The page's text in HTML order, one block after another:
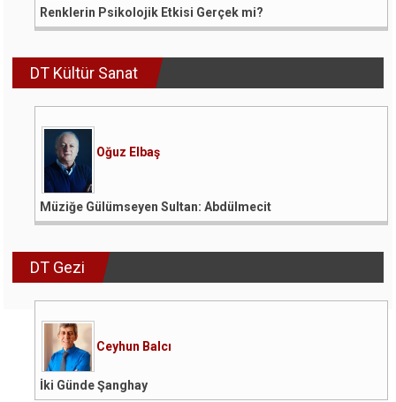
Renklerin Psikolojik Etkisi Gerçek mi?
DT Kültür Sanat
Oğuz Elbaş
Müziğe Gülümseyen Sultan: Abdülmecit
DT Gezi
Ceyhun Balcı
İki Günde Şanghay